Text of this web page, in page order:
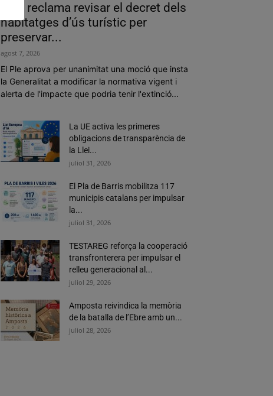
Pals reclama revisar el decret dels
habitatges d’ús turístic per
preservar...
agost 7, 2026
El Ple aprova per unanimitat una moció que insta
la Generalitat a modificar la normativa vigent i
alerta de l'impacte que podria tenir l'extinció...
La UE activa les primeres
obligacions de transparència de
la Llei...
juliol 31, 2026
El Pla de Barris mobilitza 117
municipis catalans per impulsar
la...
juliol 31, 2026
TESTAREG reforça la cooperació
transfronterera per impulsar el
relleu generacional al...
juliol 29, 2026
Amposta reivindica la memòria
de la batalla de l’Ebre amb un...
juliol 28, 2026